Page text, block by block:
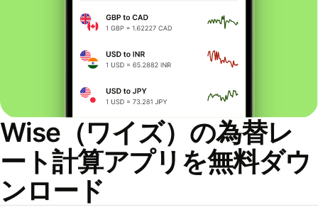
Wise（ワイズ）の為替レ
ート計算アプリを無料ダウ
ンロード